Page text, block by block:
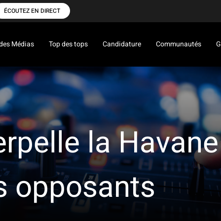
ÉCOUTEZ EN DIRECT
Médias Top des tops Candidature Communautés
la
opposants